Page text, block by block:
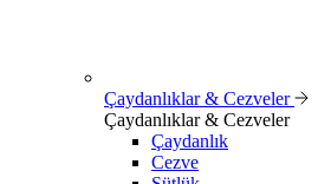
Çaydanlıklar & Cezveler
Çaydanlıklar & Cezveler
Çaydanlık
Cezve